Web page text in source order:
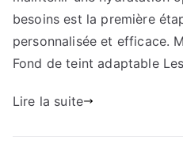
besoins est la première
personnalisée et efficace.
Fond de teint adaptable
Lire la suite